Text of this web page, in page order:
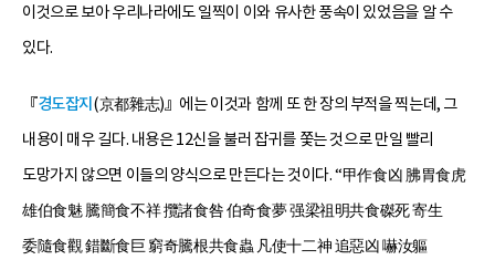
이것으로 보아 우리나라에도 일찍이 이와 유사한 풍속이 있었음을 알 수
있다.
『경도잡지 (京都雜志)』에는 이것과 함께 또 한 장의 부적을 찍는데, 그
내용이 매우 길다. 내용은 12신을 불러 잡귀를 쫓는 것으로 만일 빨리
도망가지 않으면 이들의 양식으로 만든다는 것이다. “甲作食凶 胇胃食虎
雄伯食魅 騰簡食不祥 攬諸食咎 伯奇食夢 强梁祖明共食磔死 寄生
委隨食觀 錯斷食巨 窮奇騰根共食蟲 凡使十二神 追惡凶 嚇汝軀